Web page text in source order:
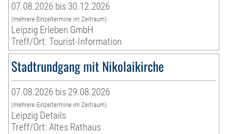
07.08.2026 bis 30.12.2026
(mehrere Einzeltermine im Zeitraum)
Leipzig Erleben GmbH
Treff/Ort: Tourist-Information
Stadtrundgang mit Nikolaikirche
07.08.2026 bis 29.08.2026
(mehrere Einzeltermine im Zeitraum)
Leipzig Details
Treff/Ort: Altes Rathaus